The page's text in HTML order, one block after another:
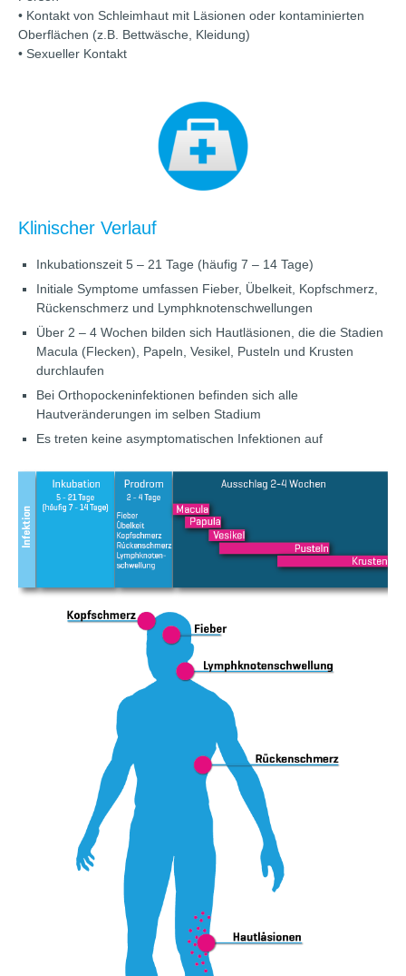
• Kontakt von Schleimhaut mit Läsionen oder kontaminierten
Oberflächen (z.B. Bettwäsche, Kleidung)
• Sexueller Kontakt
Klinischer Verlauf
Inkubationszeit 5 – 21 Tage (häufig 7 – 14 Tage)
Initiale Symptome umfassen Fieber, Übelkeit, Kopfschmerz,
Rückenschmerz und Lymphknotenschwellungen
Über 2 – 4 Wochen bilden sich Hautläsionen, die die Stadien
Macula (Flecken), Papeln, Vesikel, Pusteln und Krusten
durchlaufen
Bei Orthopockeninfektionen befinden sich alle
Hautveränderungen im selben Stadium
Es treten keine asymptomatischen Infektionen auf